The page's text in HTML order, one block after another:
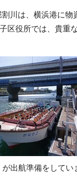
川は、横浜港に物
区役所では、貴重
出航準備をしてい